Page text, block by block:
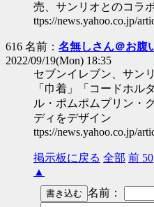
売、サンリオとのコラ
ttps://news.yahoo.co.jp/
616 名前： 名無しさん＠お腹
2022/09/19(Mon) 18:35
セブンイレブン、サン
「巾着」「コードホル
ル・ポムポムプリン・
ディをデザイン
ttps://news.yahoo.co.jp/
掲示板に戻る 全部 前 50
▲
名前：